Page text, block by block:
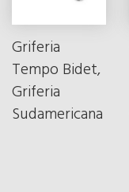
Griferia
Tempo Bidet,
Griferia
Sudamericana